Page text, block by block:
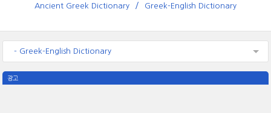
Ancient Greek Dictionary Greek-English Dictionary
- Greek-English Dictionary
광고